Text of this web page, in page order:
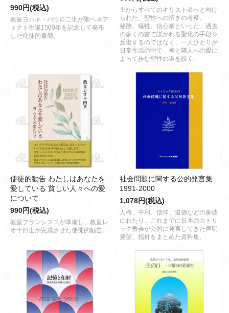
990円(税込)
教皇ヨハネ・パウロ二世が聖ベネデ
ィクト生誕1500年を記念して発布
した使徒的書簡。
主からすべてのキリスト者へと向け
られた、聖性への招きの考察。
秘跡、犠牲、信心業といった、過去
の多くの書で説かれる聖化の手段を
反復するのではなく、一人ひとりが
日常生活の中で、神と隣人への愛に
よって歩む聖性の道を説く。
使徒的勧告 わたしはあなたを
愛している 貧しい人々への愛
について
990円(税込)
教皇フランシスコが準備し、教皇レ
オ十四世が完成させた使徒的勧告。
社会問題に関する公的発言集
1991-2000
1,078円(税込)
人権、平和、信仰、道徳などの多岐
にわたり、これまでに日本のカトリ
ック教会が公的に発言してきた声明
要望、指針をまとめた資料集。